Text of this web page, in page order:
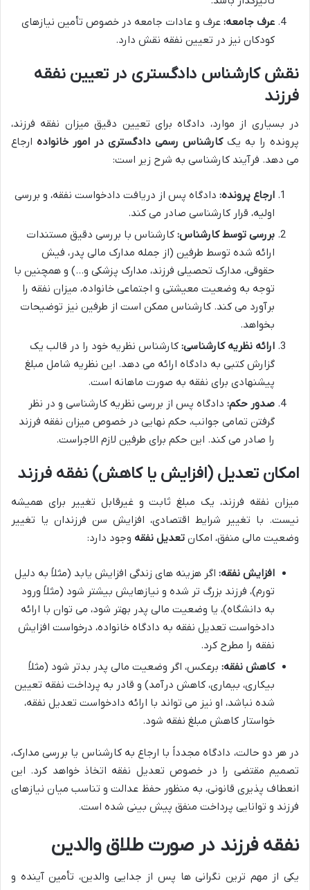
عرف جامعه: عرف و عادات جامعه در خصوص تأمین نیازهای
کودکان نیز در تعیین نفقه نقش دارد.
نقش کارشناس دادگستری در تعیین نفقه
فرزند
در بسیاری از موارد، دادگاه برای تعیین دقیق میزان نفقه فرزند،
پرونده را به یککارشناس رسمی دادگستری در امور خانواده ارجاع
می دهد. فرآیند کارشناسی به شرح زیر است:
ارجاع پرونده: دادگاه پس از دریافت دادخواست نفقه، و بررسی
اولیه، قرار کارشناسی صادر می کند.
بررسی توسط کارشناس: کارشناس با بررسی دقیق مستندات
ارائه شده توسط طرفین (از جمله مدارک مالی پدر، فیش
حقوقی، مدارک تحصیلی فرزند، مدارک پزشکی و…) و همچنین با
توجه به وضعیت معیشتی و اجتماعی خانواده، میزان نفقه را
برآورد می کند. کارشناس ممکن است از طرفین نیز توضیحات
بخواهد.
ارائه نظریه کارشناسی: کارشناس نظریه خود را در قالب یک
گزارش کتبی به دادگاه ارائه می دهد. این نظریه شامل مبلغ
پیشنهادی برای نفقه به صورت ماهانه است.
صدور حکم: دادگاه پس از بررسی نظریه کارشناسی و در نظر
گرفتن تمامی جوانب، حکم نهایی در خصوص میزان نفقه فرزند
را صادر می کند. این حکم برای طرفین لازم الاجراست.
امکان تعدیل (افزایش یا کاهش) نفقه فرزند
میزان نفقه فرزند، یک مبلغ ثابت و غیرقابل تغییر برای همیشه
نیست. با تغییر شرایط اقتصادی، افزایش سن فرزندان یا تغییر
وضعیت مالی منفق، امکان تعدیل نفقه وجود دارد:
افزایش نفقه: اگر هزینه های زندگی افزایش یابد (مثلاً به دلیل
تورم)، فرزند بزرگ تر شده و نیازهایش بیشتر شود (مثلاً ورود
به دانشگاه)، یا وضعیت مالی پدر بهتر شود، می توان با ارائه
دادخواست تعدیل نفقه به دادگاه خانواده، درخواست افزایش
نفقه را مطرح کرد.
کاهش نفقه: برعکس، اگر وضعیت مالی پدر بدتر شود (مثلاً
بیکاری، بیماری، کاهش درآمد) و قادر به پرداخت نفقه تعیین
شده نباشد، او نیز می تواند با ارائه دادخواست تعدیل نفقه،
خواستار کاهش مبلغ نفقه شود.
در هر دو حالت، دادگاه مجدداً با ارجاع به کارشناس یا بررسی مدارک،
تصمیم مقتضی را در خصوص تعدیل نفقه اتخاذ خواهد کرد. این
انعطاف پذیری قانونی، به منظور حفظ عدالت و تناسب میان نیازهای
فرزند و توانایی پرداخت منفق پیش بینی شده است.
نفقه فرزند در صورت طلاق والدین
یکی از مهم ترین نگرانی ها پس از جدایی والدین، تأمین آینده و